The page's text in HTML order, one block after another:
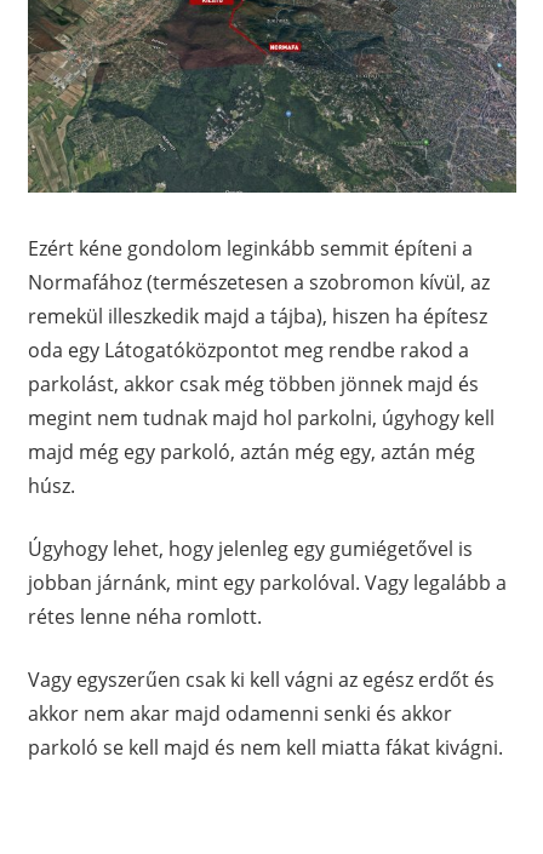
Ezért kéne gondolom leginkább semmit építeni a
Normafához (természetesen a szobromon kívül, az
remekül illeszkedik majd a tájba), hiszen ha építesz
oda egy Látogatóközpontot meg rendbe rakod a
parkolást, akkor csak még többen jönnek majd és
megint nem tudnak majd hol parkolni, úgyhogy kell
majd még egy parkoló, aztán még egy, aztán még
húsz.
Úgyhogy lehet, hogy jelenleg egy gumiégetővel is
jobban járnánk, mint egy parkolóval. Vagy legalább a
rétes lenne néha romlott.
Vagy egyszerűen csak ki kell vágni az egész erdőt és
akkor nem akar majd odamenni senki és akkor
parkoló se kell majd és nem kell miatta fákat kivágni.